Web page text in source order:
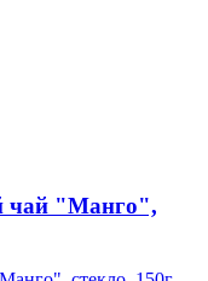
чай "Манго",